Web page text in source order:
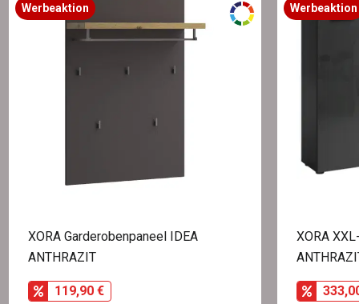
Werbeaktion
XORA Garderobenpaneel IDEA
ANTHRAZIT
119,90 €
Werbeaktion
XORA